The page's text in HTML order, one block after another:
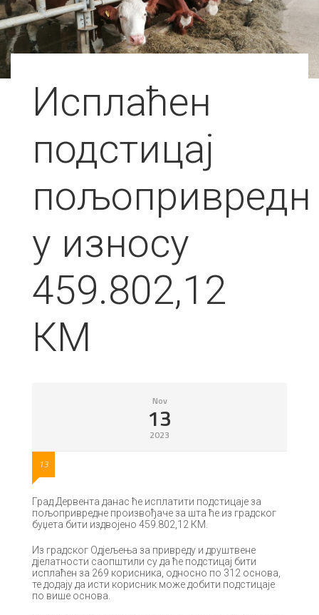
Исплаћен
подстицај
у износу
459.802,12
КМ
Nov
13
2023
13
Град Дервента данас ће исплатити подстицаје за
пољопривредне произвођаче за шта ће из градског
буџета бити издвојено 459.802,12 КМ.
Из градског Одјељења за привреду и друштвене
дјелатности саопштили су да ће подстицај бити
исплаћен за 269 корисника, односно по 312 основа,
те додају да исти корисник може добити подстицаје
по више основа.